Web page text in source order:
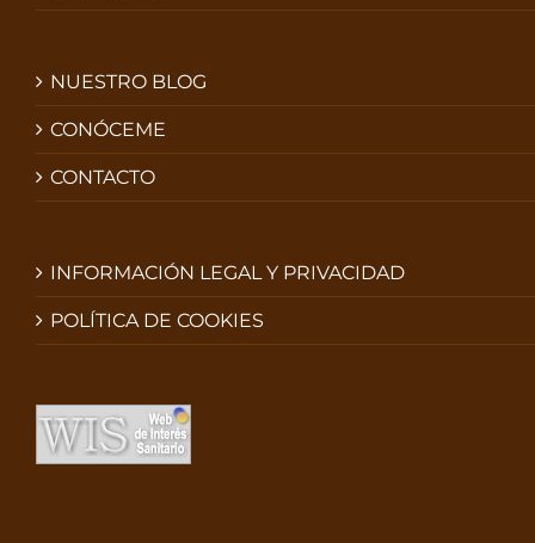
NUESTRO BLOG
CONÓCEME
CONTACTO
INFORMACIÓN LEGAL Y PRIVACIDAD
POLÍTICA DE COOKIES